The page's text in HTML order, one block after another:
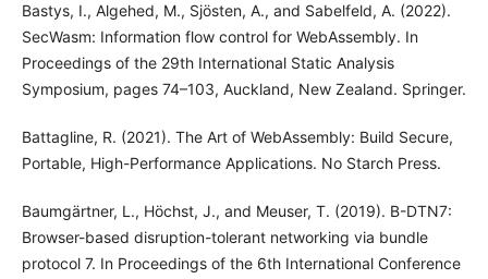
Bastys, I., Algehed, M., Sjösten, A., and Sabelfeld, A. (2022).
SecWasm: Information flow control for WebAssembly. In
Proceedings of the 29th International Static Analysis
Symposium, pages 74–103, Auckland, New Zealand. Springer.
Battagline, R. (2021). The Art of WebAssembly: Build Secure,
Portable, High-Performance Applications. No Starch Press.
Baumgärtner, L., Höchst, J., and Meuser, T. (2019). B-DTN7:
Browser-based disruption-tolerant networking via bundle
protocol 7. In Proceedings of the 6th International Conference